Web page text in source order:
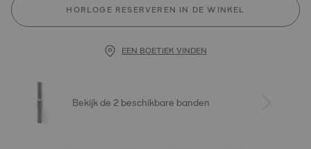
HORLOGE RESERVEREN IN DE WINKEL
EEN BOETIEK VINDEN
Bekijk de 2 beschikbare banden